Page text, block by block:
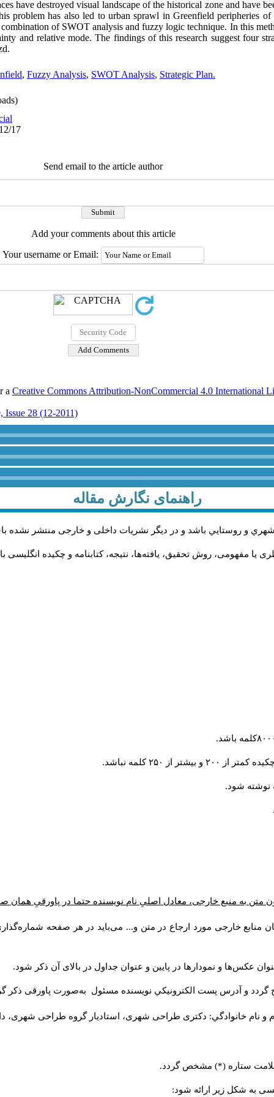
have destroyed visual landscape of the historical zone and have
problem has also led to urban sprawl in Greenfield peripheries
of SWOT analysis and fuzzy logic technique. In this
and relative mode. The findings of this research suggest four
, Fuzzy Analysis, SWOT Analysis, Strategic Plan.
17
Send email to the article author
Add your comments about this article
Your username or Email:
a Creative Commons Attribution-NonCommercial 4.0 International
Issue 28 (12-2011)
راهنمای نگارش مقاله
و روستايي باشد و در دیگر نشریات داخلی و خارجی منتشر نشده
مفهومی، روش تحقیق، یافته‌ها، نتیجه، کتابنامه و چکیده انگلیسی
۲۵۰ کلمه نباشد.
متن به منبع خارجی، معادل اصلیِ نام نویسنده حتما در پاورقیِ همان
منابع خارجی مورد ارجاع در متن و... می‌باید در هر صفحه
عکس‌ها و نمودارها در پایین و عنوان جداول در بالای آن ذکر شود.
و آدرس پست الكترونيكي نويسنده مسئول به‌صورت پاورقی ذکر
و نام خانوادگي: دکتری طراحی شهری، استادیار گروه طراحی شهری،
علامت ستاره (*) مشخص گردد.
به شکل زیر ارائه شود: